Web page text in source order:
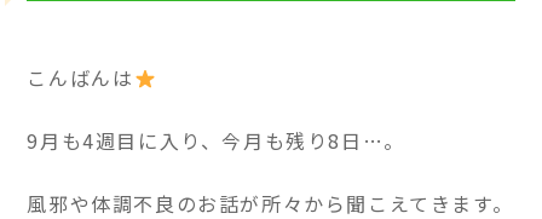
こんばんは
9月も4週目に入り、今月も残り8日…。
風邪や体調不良のお話が所々から聞こえてきます。